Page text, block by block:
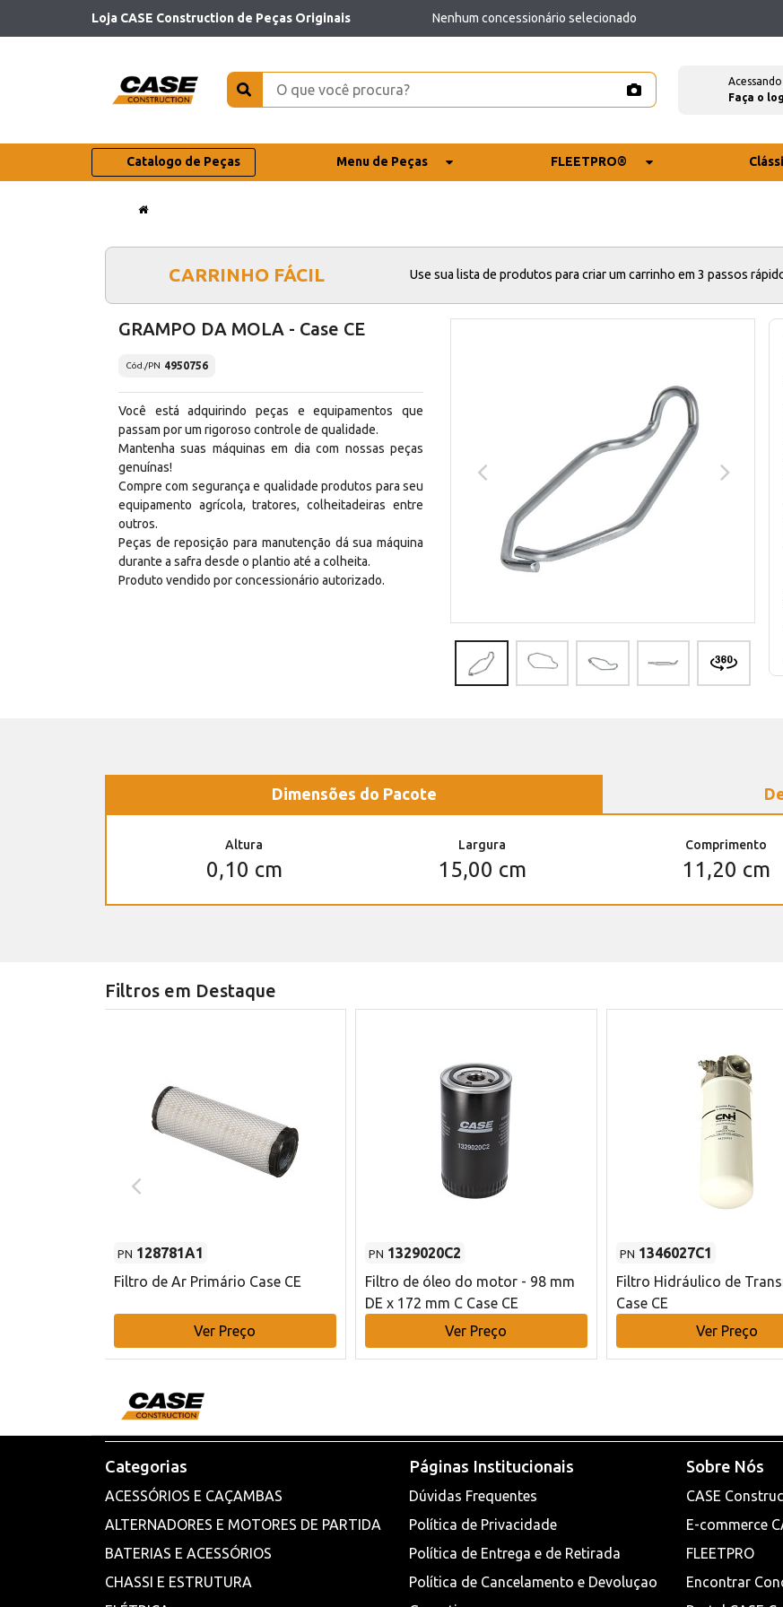
Loja CASE Construction de Peças Originais Nenhum concessionário selecionado
Faça o
Catalogo de Peças Menu de Peças FLEETPRO®
CARRINHO FÁCIL Use sua lista de produtos para criar um carrinho em 3 passos
GRAMPO DA MOLA - Case CE
Cód./PN 4950756
Você está adquirindo peças e equipamentos que
passam por um rigoroso controle de qualidade.
Mantenha suas máquinas em dia com nossas peças
genuínas!
Compre com segurança e qualidade produtos para seu
equipamento agrícola, tratores, colheitadeiras entre
outros.
Peças de reposição para manutenção dá sua máquina
durante a safra desde o plantio até a colheita.
Produto vendido por concessionário autorizado.
Dimensões do Pacote
Altura
0,10 cm
Largura
15,00 cm
Comprimento
11,20 cm
Filtros em Destaque
PN 128781A1
Filtro de Ar Primário Case CE
Ver Preço
PN 1329020C2
Filtro de óleo do motor - 98 mm
DE x 172 mm C Case CE
Ver Preço
PN 1346027C1
Filtro Hidráulico de
Case CE
Ver Preço
Categorias
ACESSÓRIOS E CAÇAMBAS
ALTERNADORES E MOTORES DE PARTIDA
BATERIAS E ACESSÓRIOS
CHASSI E ESTRUTURA
Páginas Institucionais
Dúvidas Frequentes
Política de Privacidade
Política de Entrega e de Retirada
Política de Cancelamento e Devoluçao
Sobre Nós
CASE
E-commerce
FLEETPRO
Encontrar